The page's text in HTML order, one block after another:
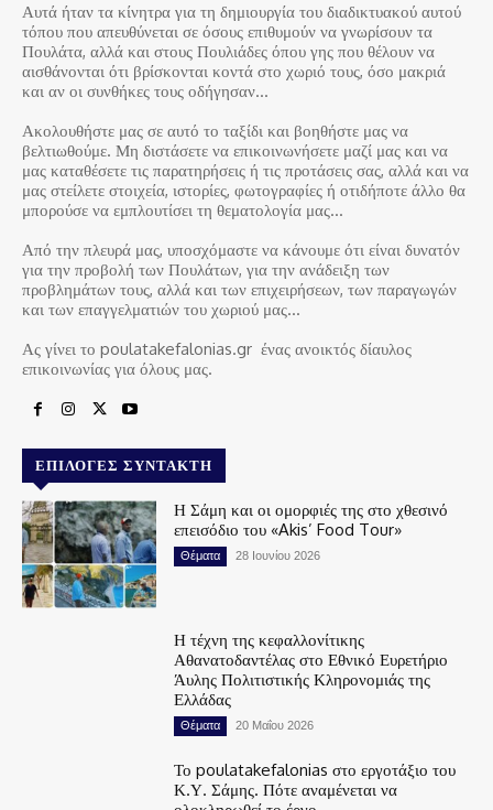
Αυτά ήταν τα κίνητρα για τη δημιουργία του διαδικτυακού αυτού
τόπου που απευθύνεται σε όσους επιθυμούν να γνωρίσουν τα
Πουλάτα, αλλά και στους Πουλιάδες όπου γης που θέλουν να
αισθάνονται ότι βρίσκονται κοντά στο χωριό τους, όσο μακριά
και αν οι συνθήκες τους οδήγησαν…
Ακολουθήστε μας σε αυτό το ταξίδι και βοηθήστε μας να
βελτιωθούμε. Μη διστάσετε να επικοινωνήσετε μαζί μας και να
μας καταθέσετε τις παρατηρήσεις ή τις προτάσεις σας, αλλά και να
μας στείλετε στοιχεία, ιστορίες, φωτογραφίες ή οτιδήποτε άλλο θα
μπορούσε να εμπλουτίσει τη θεματολογία μας…
Από την πλευρά μας, υποσχόμαστε να κάνουμε ότι είναι δυνατόν
για την προβολή των Πουλάτων, για την ανάδειξη των
προβλημάτων τους, αλλά και των επιχειρήσεων, των παραγωγών
και των επαγγελματιών του χωριού μας…
Ας γίνει το poulatakefalonias.gr ένας ανοικτός δίαυλος
επικοινωνίας για όλους μας.
ΕΠΙΛΟΓΈΣ ΣΥΝΤΆΚΤΗ
Η Σάμη και οι ομορφιές της στο χθεσινό
επεισόδιο του «Akis’ Food Tour»
Θέματα 28 Ιουνίου 2026
Η τέχνη της κεφαλλονίτικης
Αθανατοδαντέλας στο Εθνικό Ευρετήριο
Άυλης Πολιτιστικής Κληρονομιάς της
Ελλάδας
Θέματα 20 Μαΐου 2026
Το poulatakefalonias στο εργοτάξιο του
Κ.Υ. Σάμης. Πότε αναμένεται να